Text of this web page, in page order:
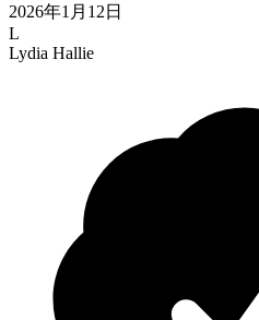
2026年1月12日
L
Lydia Hallie